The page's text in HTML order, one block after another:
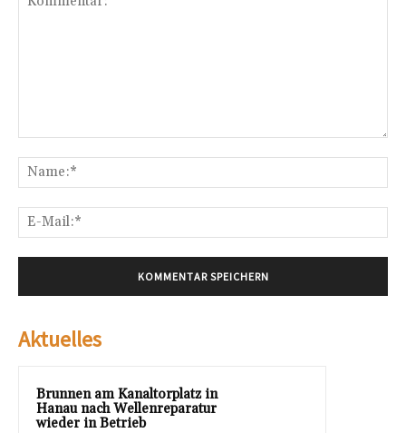
Aktuelles
Brunnen am Kanaltorplatz in
Hanau nach Wellenreparatur
wieder in Betrieb